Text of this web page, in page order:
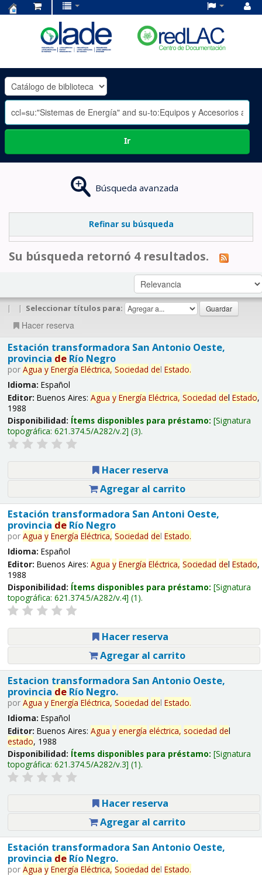
OLADE
-
Ir
Búsqueda avanzada
Refinar su búsqueda
Su búsqueda retornó 4 resultados.
| | Seleccionar títulos para:
Hacer reserva
Estación transformadora San Antonio Oeste,
provincia deRío Negro
por Agua y Energía Eléctrica, Sociedad del Estado.
Idioma: Español
Editor: Buenos Aires: Agua y Energía Eléctrica, Sociedad del Estado,
1988
Disponibilidad: Ítems disponibles para préstamo: Signatura
topográfica: 621.374.5/A282/v.2 (3).
Hacer reserva
Agregar al carrito
Estación transformadora San Antoni Oeste,
provincia deRío Negro
por Agua y Energía Eléctrica, Sociedad del Estado.
Idioma: Español
Editor: Buenos Aires: Agua y Energía Eléctrica, Sociedad del Estado,
1988
Disponibilidad: Ítems disponibles para préstamo: Signatura
topográfica: 621.374.5/A282/v.4 (1).
Hacer reserva
Agregar al carrito
Estacion transformadora San Antonio Oeste,
provincia deRío Negro.
por Agua y Energía Eléctrica, Sociedad del Estado.
Idioma: Español
Editor: Buenos Aires: Agua y energía eléctrica, sociedad del
estado, 1988
Disponibilidad: Ítems disponibles para préstamo: Signatura
topográfica: 621.374.5/A282/v.3 (1).
Hacer reserva
Agregar al carrito
Estación transformadora San Antonio Oeste,
provincia deRío Negro.
por Agua y Energía Eléctrica, Sociedad del Estado.